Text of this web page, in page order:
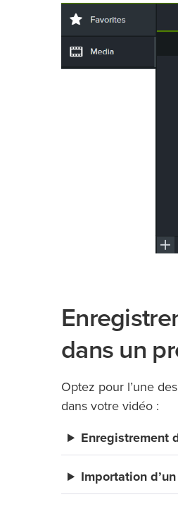
dans un
Optez pour l’une
dans votre vidéo :
Enregistrement
Importation